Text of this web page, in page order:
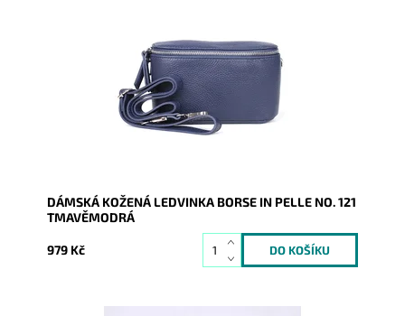
Skladem
16587
Borse in pelle
2 roky
DÁMSKÁ KOŽENÁ LEDVINKA BORSE IN PELLE NO. 121
TMAVĚMODRÁ
979 Kč